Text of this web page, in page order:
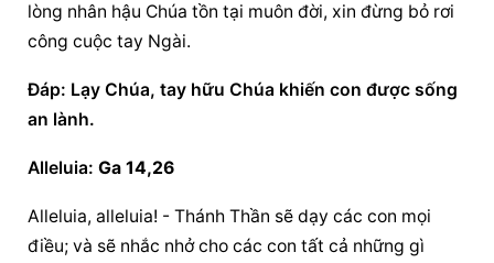
lòng nhân hậu Chúa tồn tại muôn đời, xin đừng bỏ rơi
công cuộc tay Ngài.
Ðáp: Lạy Chúa, tay hữu Chúa khiến con được sống
an lành.
Alleluia: Ga 14,26
Alleluia, alleluia! - Thánh Thần sẽ dạy các con mọi
điều; và sẽ nhắc nhở cho các con tất cả những gì